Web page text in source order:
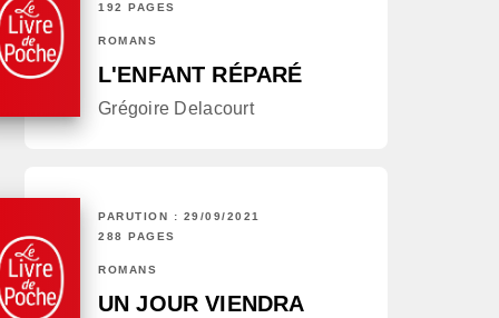
192 PAGES
ROMANS
L'ENFANT RÉPARÉ
Grégoire Delacourt
PARUTION : 29/09/2021
288 PAGES
ROMANS
UN JOUR VIENDRA